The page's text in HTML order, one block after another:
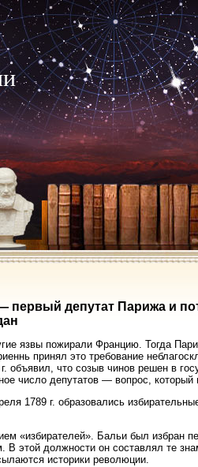
первый депутат Парижа и
язвы пожирали Францию. Тогда
принял это требование
объявил, что созыв чинов решен в
число депутатов — вопрос, который
1789 г. образовались
«избирателей». Бальи был избран
В этой должности он составлял те
историки революции.